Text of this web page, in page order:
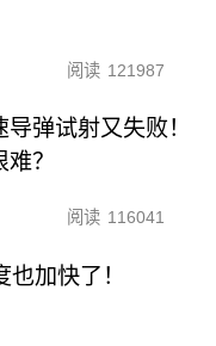
阅读 121987
弹试射又失败！
？
阅读 116041
加快了！